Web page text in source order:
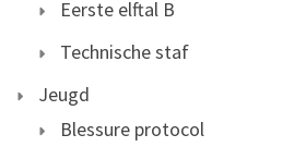
Eerste elftal B
Technische staf
Jeugd
Blessure protocol